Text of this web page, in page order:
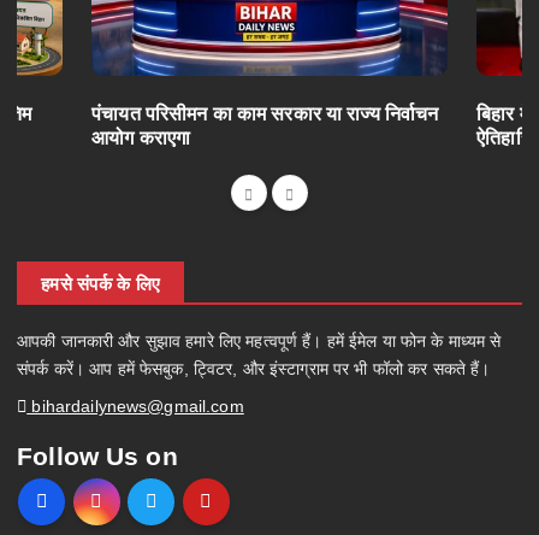
पंचायत परिसीमन का काम सरकार या राज्य निर्वाचन
आयोग कराएगा
बिहार
हमसे संपर्क के लिए
आपकी जानकारी और सुझाव हमारे लिए महत्वपूर्ण हैं। हमें ईमेल या फोन के माध्यम से
संपर्क करें। आप हमें फेसबुक, ट्विटर, और इंस्टाग्राम पर भी फॉलो कर सकते हैं।
bihardailynews@gmail.com
Follow Us on